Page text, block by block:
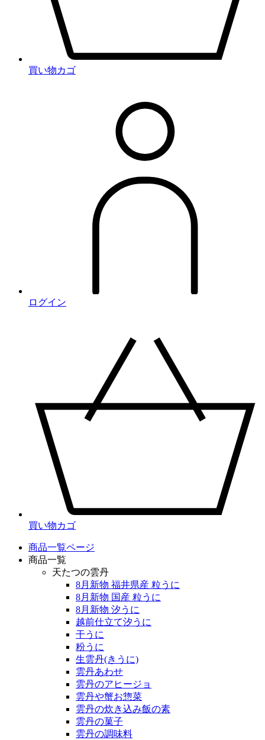
買い物カゴ
ログイン
買い物カゴ
商品一覧ページ
商品一覧
天たつの雲丹
8月新物 福井県産 粒うに
8月新物 国産 粒うに
8月新物 汐うに
越前仕立て汐うに
干うに
粉うに
生雲丹(きうに)
雲丹あわせ
雲丹のアヒージョ
雲丹や蟹お惣菜
雲丹の炊き込み飯の素
雲丹の菓子
雲丹の調味料